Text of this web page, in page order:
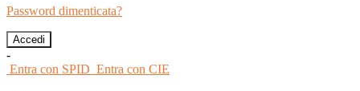
Password dimenticata?
-
Entra con SPID Entra con CIE